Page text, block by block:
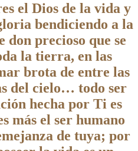
el Dios de la vida y
bendiciendo a la
don precioso que se
la tierra, en las
brota de entre las
del cielo… todo ser
hecha por Ti es
más el ser humano
de tuya; por